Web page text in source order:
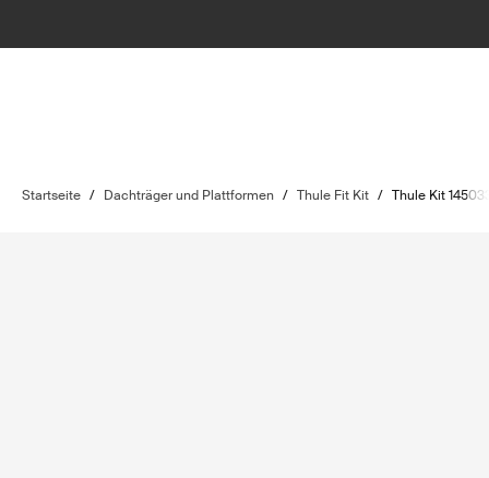
Startseite / Dachträger und Plattformen / Thule Fit Kit / Thule Kit